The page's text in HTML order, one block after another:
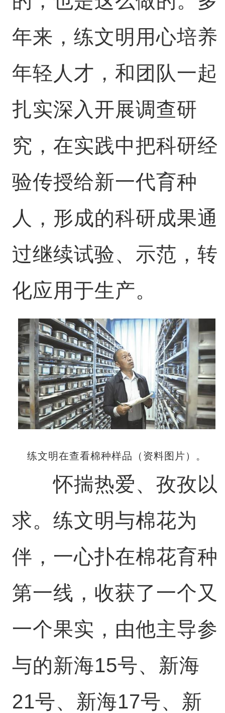
年来，练文明用心培养
年轻人才，和团队一起
扎实深入开展调查研
究，在实践中把科研经
验传授给新一代育种
人，形成的科研成果通
过继续试验、示范，转
化应用于生产。
练文明在查看棉种样品（资料图片）。
怀揣热爱、孜孜以
求。练文明与棉花为
伴，一心扑在棉花育种
第一线，收获了一个又
一个果实，由他主导参
与的新海15号、新海
21号、新海17号、新